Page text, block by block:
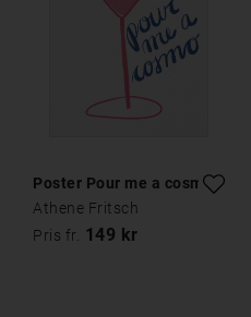
Poster Pour me a cosmo
Athene Fritsch
Pris fr. 149 kr